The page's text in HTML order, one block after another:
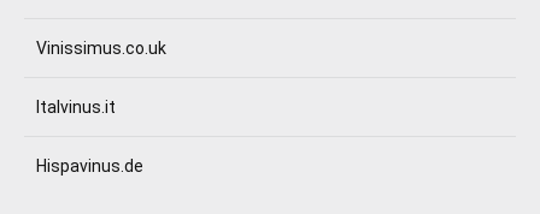
Vinissimus.co.uk
Italvinus.it
Hispavinus.de